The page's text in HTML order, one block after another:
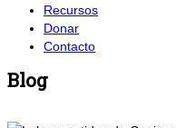
Recursos
Donar
Contacto
Blog